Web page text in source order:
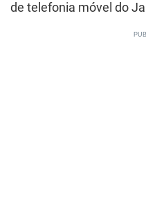
de telefonia móvel do